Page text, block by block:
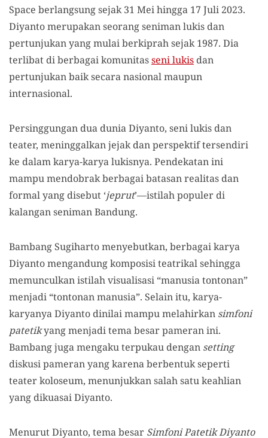
Space berlangsung sejak 31 Mei hingga 17 Juli 2023.
Diyanto merupakan seorang seniman lukis dan
pertunjukan yang mulai berkiprah sejak 1987. Dia
terlibat di berbagai komunitasseni lukis dan
pertunjukan baik secara nasional maupun
internasional.
Persinggungan dua dunia Diyanto, seni lukis dan
teater, meninggalkan jejak dan perspektif tersendiri
ke dalam karya-karya lukisnya. Pendekatan ini
mampu mendobrak berbagai batasan realitas dan
formal yang disebut ‘jeprut’—istilah populer di
kalangan seniman Bandung.
Bambang Sugiharto menyebutkan, berbagai karya
Diyanto mengandung komposisi teatrikal sehingga
memunculkan istilah visualisasi “manusia tontonan”
menjadi “tontonan manusia”. Selain itu, karya-
karyanya Diyanto dinilai mampu melahirkan simfoni
patetikyang menjadi tema besar pameran ini.
Bambang juga mengaku terpukau dengan setting
diskusi pameran yang karena berbentuk seperti
teater koloseum, menunjukkan salah satu keahlian
yang dikuasai Diyanto.
Menurut Diyanto, tema besar Simfoni Patetik Diyanto